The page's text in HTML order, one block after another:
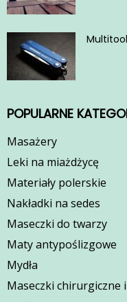
POPULARNE
Masażery
Leki na miażdżycę
Materiały polerskie
Nakładki na sedes
Maseczki do twarzy
Maty antypoślizgowe
Mydła
Maseczki chirurgiczne